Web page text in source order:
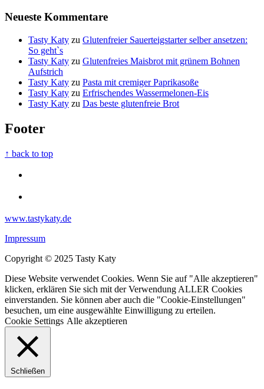
Neueste Kommentare
Tasty Katy zu Glutenfreier Sauerteigstarter selber ansetzen:
So geht`s
Tasty Katy zu Glutenfreies Maisbrot mit grünem Bohnen
Aufstrich
Tasty Katy zu Pasta mit cremiger Paprikasoße
Tasty Katy zu Erfrischendes Wassermelonen-Eis
Tasty Katy zu Das beste glutenfreie Brot
Footer
↑ back to top
www.tastykaty.de
Impressum
Copyright © 2025 Tasty Katy
Diese Website verwendet Cookies. Wenn Sie auf "Alle akzeptieren"
klicken, erklären Sie sich mit der Verwendung ALLER Cookies
einverstanden. Sie können aber auch die "Cookie-Einstellungen"
besuchen, um eine ausgewählte Einwilligung zu erteilen.
Cookie Settings Alle akzeptieren
Schließen